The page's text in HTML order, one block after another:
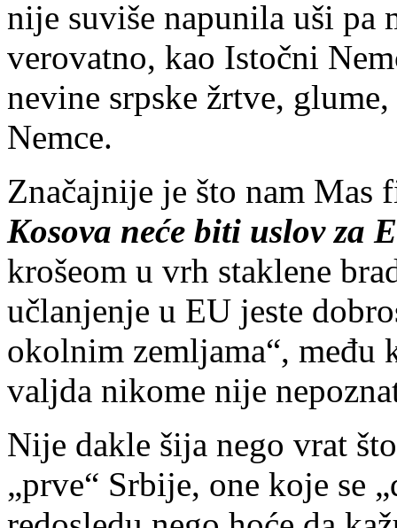
nije suviše napunila uši pa
verovatno, kao Istočni
nevine srpske žrtve,
Nemce.
Značajnije je što nam Mas
Kosova neće biti uslov za
krošeom u vrh staklene
učlanjenje u EU jeste
okolnim zemljama“, među
valjda nikome nije
Nije dakle šija nego vrat
„prve“ Srbije, one koje se